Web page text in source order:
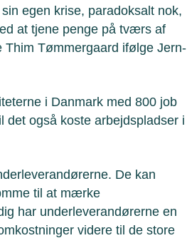
egen krise, paradoksalt nok,
at tjene penge på tværs af
Tømmergaard ifølge Jern-
i Danmark med 800 job
det også koste arbejdspladser i
De kan
til at mærke
har underleverandørerne en
videre til de store